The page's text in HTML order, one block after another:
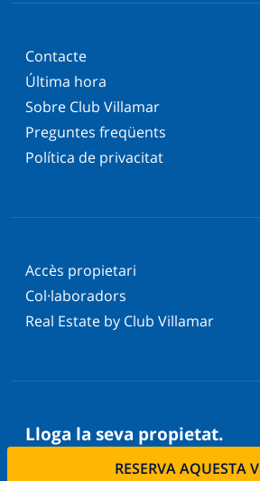
RESERVA AQUESTA
Contacte
Última hora
Sobre Club Villamar
Preguntes freqüents
Política de privacitat
Accès propietari
Col·laboradors
Real Estate by Club Villamar
Lloga la seva propietat.
Vols llogar la teva propietat amb